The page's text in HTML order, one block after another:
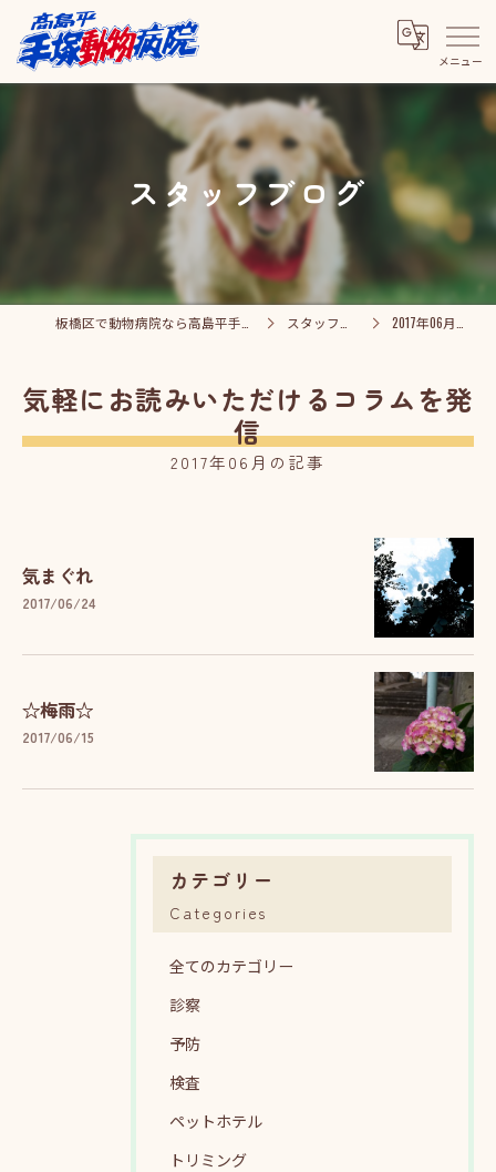
スタッフブログ
スタッフブログ 2017年06月の記事
気軽にお読みいただけるコラムを発
信
2017年06月の記事
気まぐれ
2017/06/24
☆梅雨☆
2017/06/15
カテゴリー
Categories
全てのカテゴリー
診察
予防
検査
ペットホテル
トリミング